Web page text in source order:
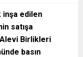
inşa edilen
satışa
Birlikleri
basın